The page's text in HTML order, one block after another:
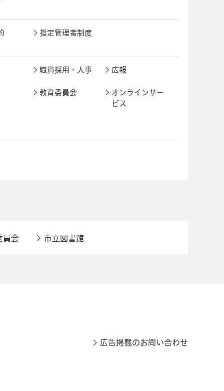
指定管理者制度
職員採用・人事 広報
教育委員会
オンラインサー
ビス
員会 市立図書館
広告掲載のお問い合わせ